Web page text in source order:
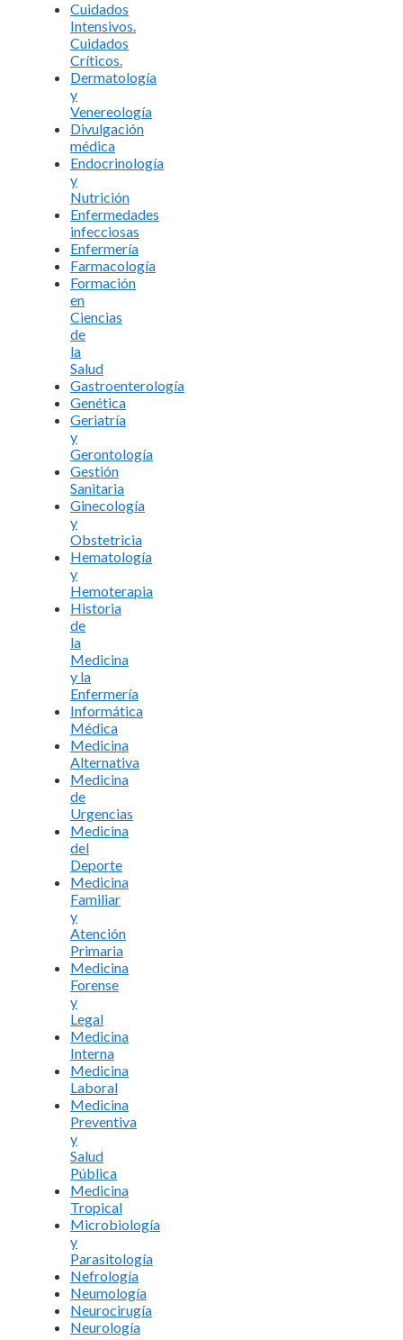
Cuidados
Intensivos.
Cuidados
Críticos.
Dermatología
y
Venereología
Divulgación
médica
Endocrinología
y
Nutrición
Enfermedades
infecciosas
Enfermería
Farmacología
Formación
en
Ciencias
de
la
Salud
Gastroenterología
Genética
Geriatría
y
Gerontología
Gestión
Sanitaria
Ginecología
y
Obstetricia
Hematología
y
Hemoterapia
Historia
de
la
Medicina
y la
Enfermería
Informática
Médica
Medicina
Alternativa
Medicina
de
Urgencias
Medicina
del
Deporte
Medicina
Familiar
y
Atención
Primaria
Medicina
Forense
y
Legal
Medicina
Interna
Medicina
Laboral
Medicina
Preventiva
y
Salud
Pública
Medicina
Tropical
Microbiología
y
Parasitología
Nefrología
Neumología
Neurocirugía
Neurología